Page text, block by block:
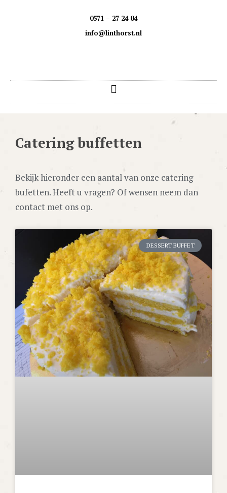
0571 – 27 24 04
info@linthorst.nl
Catering buffetten
Bekijk hieronder een aantal van onze catering
bufetten. Heeft u vragen? Of wensen neem dan
contact met ons op.
DESSERT BUFFET